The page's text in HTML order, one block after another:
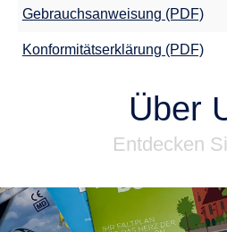
Gebrauchsanweisung (PDF)
Konformitätserklärung (PDF)
Über
Entdecken